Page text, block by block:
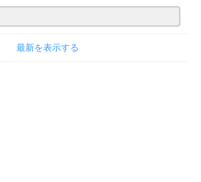
最新を表示する